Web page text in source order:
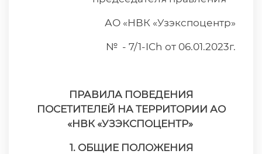
АО «НВК «Узэкспоцентр»
№ - 7/1-ICh от 06.01.2023г.
ПРАВИЛА ПОВЕДЕНИЯ
ПОСЕТИТЕЛЕЙ НА ТЕРРИТОРИИ АО
«НВК «УЗЭКСПОЦЕНТР»
1. ОБЩИЕ ПОЛОЖЕНИЯ